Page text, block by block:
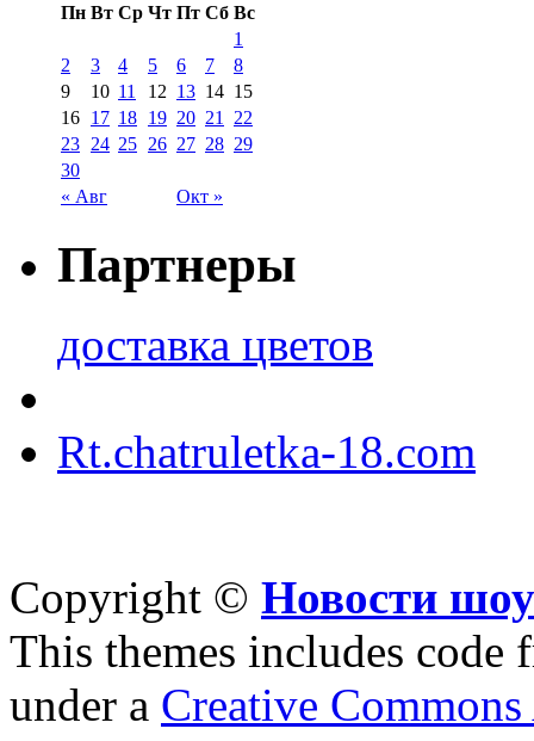
Пн Вт Ср Чт Пт Сб Вс
« Авг Окт »
1
2
3 4 5 6 7
8
9
10 11 12 13 14 15
16 17 18 19 20 21
22
23 24 25 26 27 28 29
30
Партнеры
доставка цветов
Rt.chatruletka-18.com
Copyright © Новости
This themes includes code
under a Creative